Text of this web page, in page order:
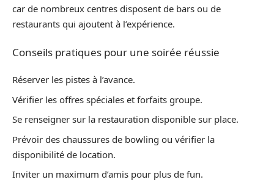
car de nombreux centres disposent de bars ou de
restaurants qui ajoutent à l’expérience.
Conseils pratiques pour une soirée réussie
Réserver les pistes à l’avance.
Vérifier les offres spéciales et forfaits groupe.
Se renseigner sur la restauration disponible sur place.
Prévoir des chaussures de bowling ou vérifier la
disponibilité de location.
Inviter un maximum d’amis pour plus de fun.